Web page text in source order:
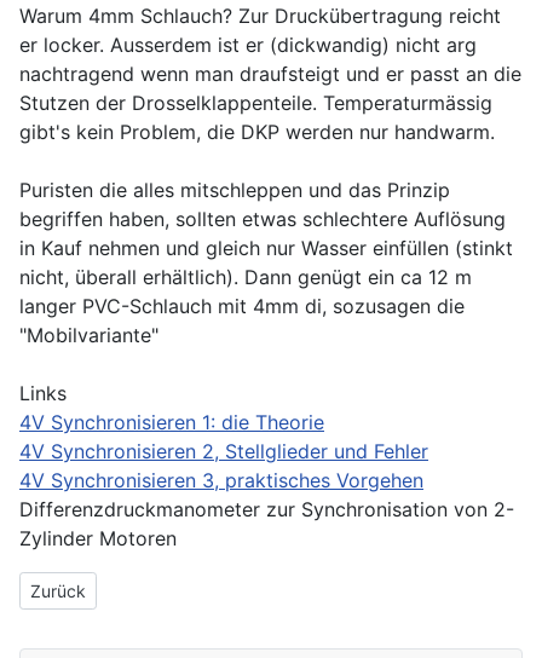
Warum 4mm Schlauch? Zur Druckübertragung reicht
er locker. Ausserdem ist er (dickwandig) nicht arg
nachtragend wenn man draufsteigt und er passt an die
Stutzen der Drosselklappenteile. Temperaturmässig
gibt's kein Problem, die DKP werden nur handwarm.
Puristen die alles mitschleppen und das Prinzip
begriffen haben, sollten etwas schlechtere Auflösung
in Kauf nehmen und gleich nur Wasser einfüllen (stinkt
nicht, überall erhältlich). Dann genügt ein ca 12 m
langer PVC-Schlauch mit 4mm di, sozusagen die
"Mobilvariante"
Links
4V Synchronisieren 1: die Theorie
4V Synchronisieren 2, Stellglieder und Fehler
4V Synchronisieren 3, praktisches Vorgehen
Differenzdruckmanometer zur Synchronisation von 2-
Zylinder Motoren
Vorheriger Beitrag: Werkzeug zum Lager wechseln
Zurück